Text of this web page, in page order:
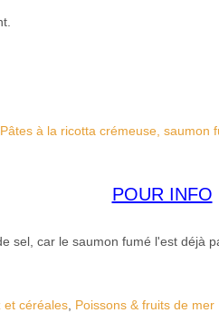
POUR INFO
sel, car le saumon fumé l'est déjà
et céréales Poissons & fruits de mer